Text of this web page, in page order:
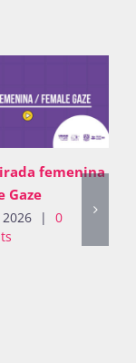
1
femenina
Gaze
|
0